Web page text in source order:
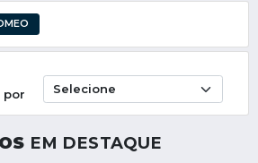
por
EM DESTAQUE